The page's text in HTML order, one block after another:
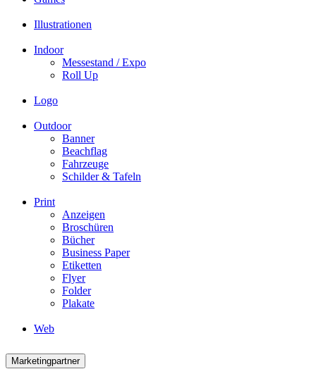
Illustrationen
Indoor
Messestand / Expo
Roll Up
Logo
Outdoor
Banner
Beachflag
Fahrzeuge
Schilder & Tafeln
Print
Anzeigen
Broschüren
Bücher
Business Paper
Etiketten
Flyer
Folder
Plakate
Web
Marketingpartner